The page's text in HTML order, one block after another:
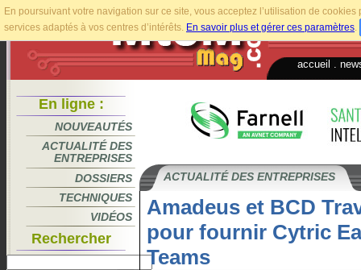
En poursuivant votre navigation sur ce site, vous acceptez l’utilisation de
services adaptés à vos centres d’intérêts. En savoir plus et gérer ces paramètres.
accueil
En ligne :
NOUVEAUTÉS
ACTUALITÉ DES
ENTREPRISES
DOSSIERS
TECHNIQUES
VIDÉOS
Rechercher
ACTUALITÉ DES ENTREPRISES
Amadeus et BCD
pour fournir Cytric
Teams